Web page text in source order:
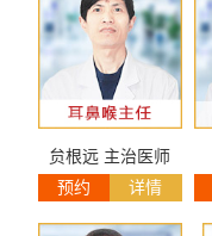
贠根远 主治医师
预约
详情